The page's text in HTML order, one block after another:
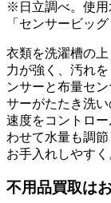
※日立調べ。使用
「センサービッ
衣類を洗濯槽の
力が強く、汚れ
ンサーと布量セ
サーがたたき洗
速度をコントロ
わせて水量も調節
お手入れしやす
不用品買取は